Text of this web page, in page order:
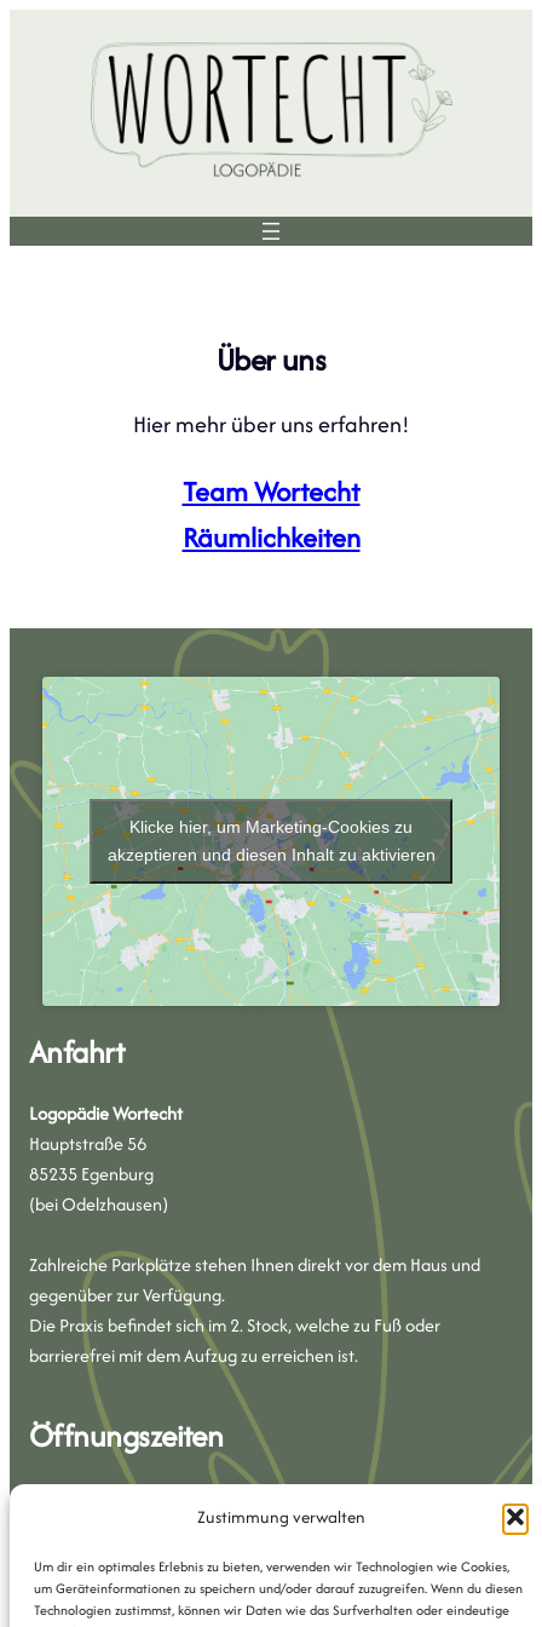
Zustimmung verwalten
Um dir ein optimales Erlebnis zu bieten, verwenden wir Technologien wie Cookies,
um Geräteinformationen zu speichern und/oder darauf zuzugreifen. Wenn du diesen
Technologien zustimmst, können wir Daten wie das Surfverhalten oder eindeutige
Über uns
Hier mehr über uns erfahren!
Team Wortecht
Räumlichkeiten
Klicke hier, um Marketing-Cookies zu
akzeptieren und diesen Inhalt zu aktivieren
Anfahrt
Logopädie Wortecht
Hauptstraße 56
85235 Egenburg
(bei Odelzhausen)
Zahlreiche Parkplätze stehen Ihnen direkt vor dem Haus und
gegenüber zur Verfügung.
Die Praxis befindet sich im 2. Stock, welche zu Fuß oder
barrierefrei mit dem Aufzug zu erreichen ist.
Öffnungszeiten
07.30 – 17.00 Uhr 07.30 – 12.00 Uhr
Kontakt